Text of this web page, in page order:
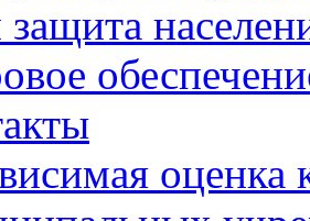
оценка